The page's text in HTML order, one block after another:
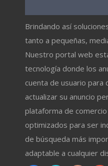
Brindando así
tanto a pequeñas,
Nuestro portal web
tecnología donde los
cuenta de usuario para
actualizar su anuncio
plataforma de
optimizados para ser
de búsqueda más
adaptable a cualquier